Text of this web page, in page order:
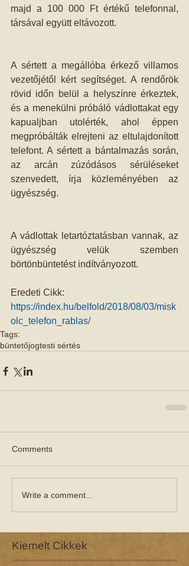
majd a 100 000 Ft értékű telefonnal,
társával együtt eltávozott.
A sértett a megállóba érkező villamos
vezetőjétől kért segítséget. A rendőrök
rövid időn belül a helyszínre érkeztek,
és a menekülni próbáló vádlottakat egy
kapualjban utolérték, ahol éppen
megpróbálták elrejteni az eltulajdonított
telefont. A sértett a bántalmazás során,
az arcán zúzódásos sérüléseket
szenvedett, írja közleményében az
ügyészség.
A vádlottak letartóztatásban vannak, az
ügyészség velük szemben
börtönbüntetést indítványozott.
Eredeti Cikk:
https://index.hu/belfold/2018/08/03/misk
olc_telefon_rablas/
Tags:
büntetőjogtesti sértés
Comments
Write a comment...
Kiemelt Cikkek